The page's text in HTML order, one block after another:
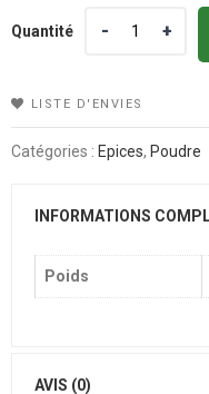
Quantité
Quantité
LISTE D'ENVIES
Catégories : Epices, Poudre
INFORMATIONS
Poids
AVIS (0)